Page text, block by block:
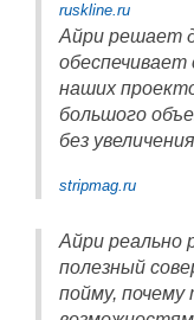
ruskline.ru
Айри решает
наших
большого
без
stripmag.ru
Айри реально
полезный
пойму,